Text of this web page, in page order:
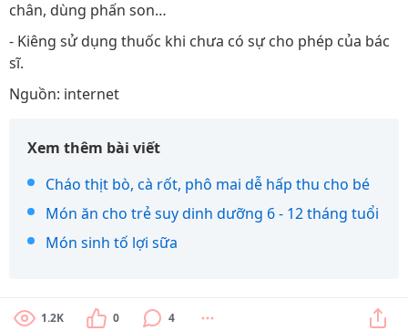
chân, dùng phấn son…
- Kiêng sử dụng thuốc khi chưa có sự cho phép của bác
sĩ.
Nguồn: internet
Xem thêm bài viết
Cháo thịt bò, cà rốt, phô mai dễ hấp thu cho bé
Món ăn cho trẻ suy dinh dưỡng 6 - 12 tháng tuổi
Món sinh tố lợi sữa
1.2K 0 4